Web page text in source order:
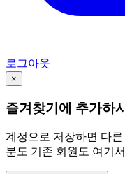
로그아웃
×
즐겨찾기에 추가하
계정으로 저장하면 다
분도 기존 회원도 여기